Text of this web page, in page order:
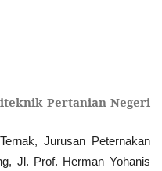
Pertanian Negeri
Jurusan Peternakan
Jl. Prof. Herman Yohanis